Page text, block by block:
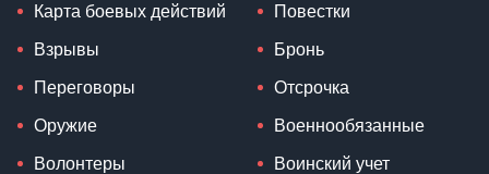
Карта боевых действий
Взрывы
Переговоры
Оружие
Волонтеры
Повестки
Бронь
Отсрочка
Военнообязанные
Воинский учет